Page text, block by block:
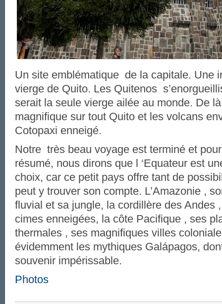
Un site emblématique de la capitale. Une
vierge de Quito. Les Quitenos
serait la seule vierge ailée au monde. De
magnifique sur tout Quito et les volcans
Cotopaxi enneigé.
Notre très beau voyage est terminé et
résumé, nous dirons que l ‘Equateur est
choix, car ce petit pays offre tant de
peut y trouver son compte. L’Amazonie ,
fluvial et sa jungle, la cordillère des Andes
cimes enneigées, la côte Pacifique , ses
thermales , ses magnifiques villes
évidemment les mythiques Galápagos,
souvenir impérissable.
Photos